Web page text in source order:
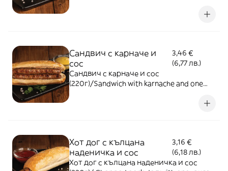
Сандвич с карначе и
сос
3,46 €
(6,77 лв.)
Сандвич с карначе и сос
(220г)/Sandwich with karnache and one
Хот дог с кълцана
наденичка и сос
3,16 €
(6,18 лв.)
Хот дог с кълцана наденичка и сос